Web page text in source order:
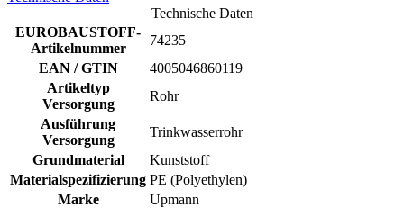
Technische Daten
EUROBAUSTOFF-
Artikelnummer
74235
EAN / GTIN
4005046860119
Artikeltyp
Versorgung
Rohr
Ausführung
Versorgung
Trinkwasserrohr
Grundmaterial
Kunststoff
Materialspezifizierung PE (Polyethylen)
Marke
Upmann